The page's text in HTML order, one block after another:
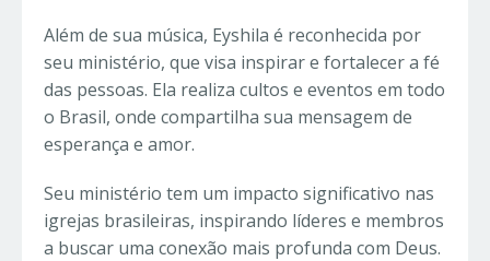
Além de sua música, Eyshila é reconhecida por
seu ministério, que visa inspirar e fortalecer a fé
das pessoas. Ela realiza cultos e eventos em todo
o Brasil, onde compartilha sua mensagem de
esperança e amor.
Seu ministério tem um impacto significativo nas
igrejas brasileiras, inspirando líderes e membros
a buscar uma conexão mais profunda com Deus.